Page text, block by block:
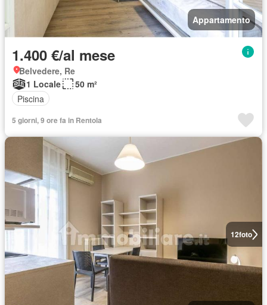
Appartamento
1.400 €/al mese
Belvedere, Re
1 Locale
50 m²
Piscina
5 giorni, 9 ore fa in Rentola
12foto